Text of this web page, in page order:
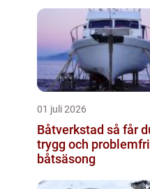
01 juli 2026
Båtverkstad så får du en
trygg och problemfri
båtsäsong